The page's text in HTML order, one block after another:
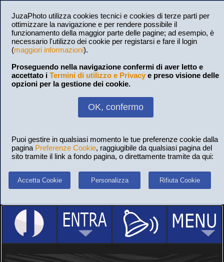
JuzaPhoto utilizza cookies tecnici e cookies di terze parti per
ottimizzare la navigazione e per rendere possibile il
funzionamento della maggior parte delle pagine; ad esempio, è
necessario l'utilizzo dei cookie per registarsi e fare il login
(maggiori informazioni).
Proseguendo nella navigazione confermi di aver letto e
accettato i Termini di utilizzo e Privacy e preso visione delle
opzioni per la gestione dei cookie.
OK, confermo
Puoi gestire in qualsiasi momento le tue preferenze cookie dalla
pagina Preferenze Cookie, raggiugibile da qualsiasi pagina del
sito tramite il link a fondo pagina, o direttamente tramite da qui:
Accetta Cookie Personalizza Rifiuta Cookie